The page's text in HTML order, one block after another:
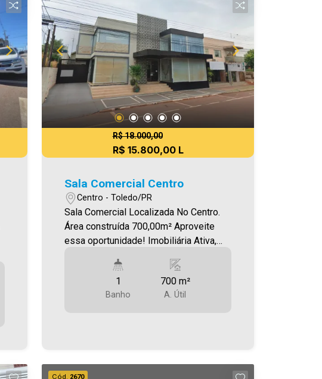
sinta-se em casa!
R$ 18.000,00
R$ 15.800,00 L
Sala Comercial Centro
Centro - Toledo/PR
Sala Comercial Localizada No Centro.
Área construída 700,00m² Aproveite
essa oportunidade! Imobiliária Ativa,
1
Banho
700 m²
A. Útil
Cód. 2670